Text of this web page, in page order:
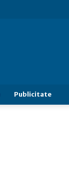
Publicitate